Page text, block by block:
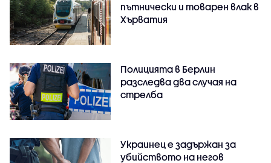
пътнически и товарен влак в
Хърватия
Полицията в Берлин
разследва два случая на
стрелба
Украинец е задържан за
убийството на негов